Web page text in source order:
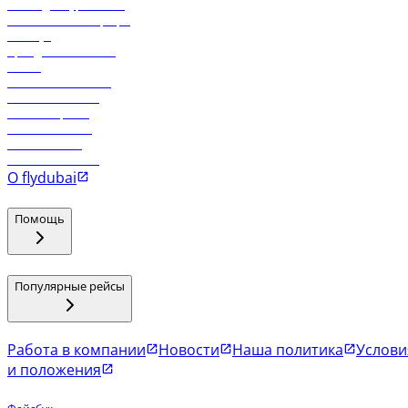
О flydubai
Помощь
Популярные рейсы
Работа в компании Новости Наша политика
и положения